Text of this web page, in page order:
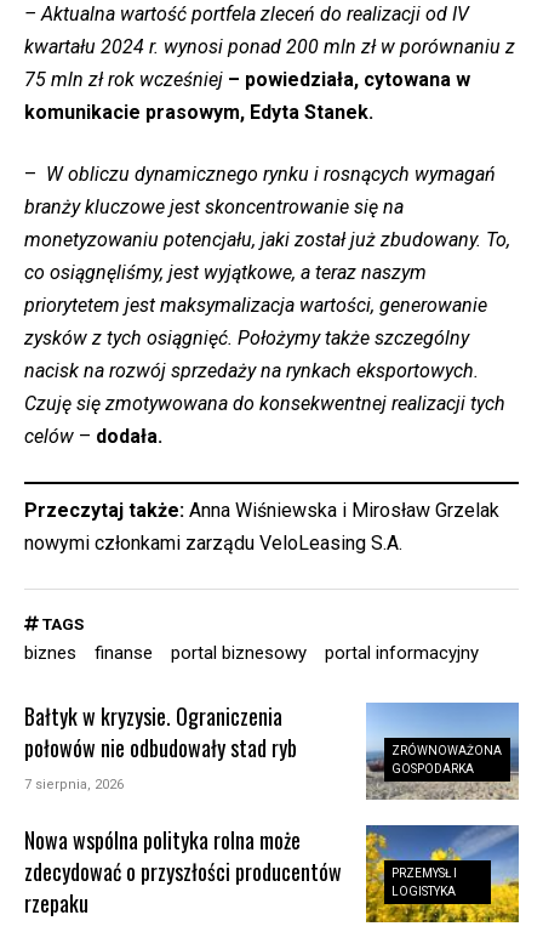
– Aktualna wartość portfela zleceń do realizacji od IV
kwartału 2024 r. wynosi ponad 200 mln zł w porównaniu z
75 mln zł rok wcześniej – powiedziała, cytowana w
komunikacie prasowym, Edyta Stanek.
– W obliczu dynamicznego rynku i rosnących wymagań
branży kluczowe jest skoncentrowanie się na
monetyzowaniu potencjału, jaki został już zbudowany. To,
co osiągnęliśmy, jest wyjątkowe, a teraz naszym
priorytetem jest maksymalizacja wartości, generowanie
zysków z tych osiągnięć. Położymy także szczególny
nacisk na rozwój sprzedaży na rynkach eksportowych.
Czuję się zmotywowana do konsekwentnej realizacji tych
celów – dodała.
Przeczytaj także: Anna Wiśniewska i Mirosław Grzelak
nowymi członkami zarządu VeloLeasing S.A.
TAGS
biznes finanse portal biznesowy portal informacyjny
ZRÓWNOWAŻONA
GOSPODARKA
Bałtyk w kryzysie. Ograniczenia
połowów nie odbudowały stad ryb
7 sierpnia, 2026
PRZEMYSŁ I
LOGISTYKA
Nowa wspólna polityka rolna może
zdecydować o przyszłości producentów
rzepaku